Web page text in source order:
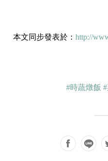
本文同步發表於： http://
#時蔬燉飯